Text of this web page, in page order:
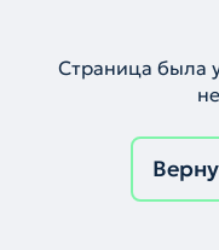
Страница была